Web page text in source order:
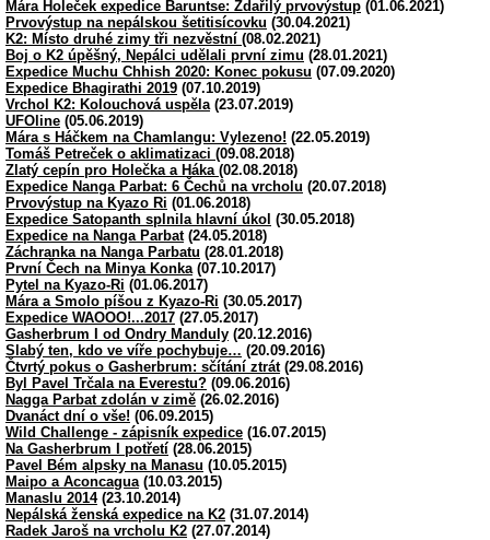
Mára Holeček expedice Baruntse: Zdařilý prvovýstup (01.06.2021)
Prvovýstup na nepálskou šetitisícovku (30.04.2021)
K2: Místo druhé zimy tři nezvěstní (08.02.2021)
Boj o K2 úpěšný, Nepálci udělali první zimu (28.01.2021)
Expedice Muchu Chhish 2020: Konec pokusu (07.09.2020)
Expedice Bhagirathi 2019 (07.10.2019)
Vrchol K2: Kolouchová uspěla(23.07.2019)
UFOline (05.06.2019)
Mára s Háčkem na Chamlangu: Vylezeno! (22.05.2019)
Tomáš Petreček o aklimatizaci (09.08.2018)
Zlatý cepín pro Holečka a Háka (02.08.2018)
Expedice Nanga Parbat: 6 Čechů na vrcholu (20.07.2018)
Prvovýstup na Kyazo Ri (01.06.2018)
Expedice Satopanth splnila hlavní úkol (30.05.2018)
Expedice na Nanga Parbat(24.05.2018)
Záchranka na Nanga Parbatu (28.01.2018)
První Čech na Minya Konka(07.10.2017)
Pytel na Kyazo-Ri (01.06.2017)
Mára a Smolo píšou z Kyazo-Ri (30.05.2017)
Expedice WAOOO!...2017 (27.05.2017)
Gasherbrum I od Ondry Manduly (20.12.2016)
Slabý ten, kdo ve víře pochybuje… (20.09.2016)
Čtvrtý pokus o Gasherbrum: sčítání ztrát(29.08.2016)
Byl Pavel Trčala na Everestu? (09.06.2016)
Nagga Parbat zdolán v zimě (26.02.2016)
Dvanáct dní o vše! (06.09.2015)
Wild Challenge - zápisník expedice (16.07.2015)
Na Gasherbrum I potřetí (28.06.2015)
Pavel Bém alpsky na Manasu (10.05.2015)
Maipo a Aconcagua(10.03.2015)
Manaslu 2014(23.10.2014)
Nepálská ženská expedice na K2 (31.07.2014)
Radek Jaroš na vrcholu K2 (27.07.2014)